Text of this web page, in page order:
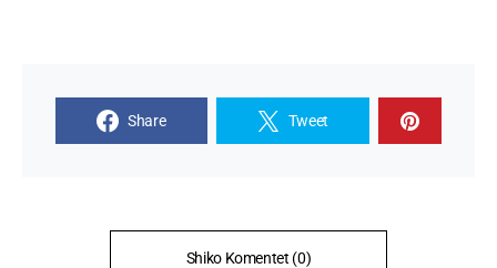
Share Tweet
Shiko Komentet (0)